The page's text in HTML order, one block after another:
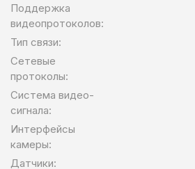
Поддержка
видеопротоколов:
Тип связи:
Сетевые
протоколы:
Система видео-
сигнала:
Интерфейсы
камеры:
Датчики: